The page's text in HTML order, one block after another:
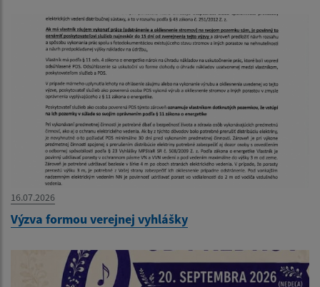
16.07.2026
Výzva formou verejnej vyhlášky